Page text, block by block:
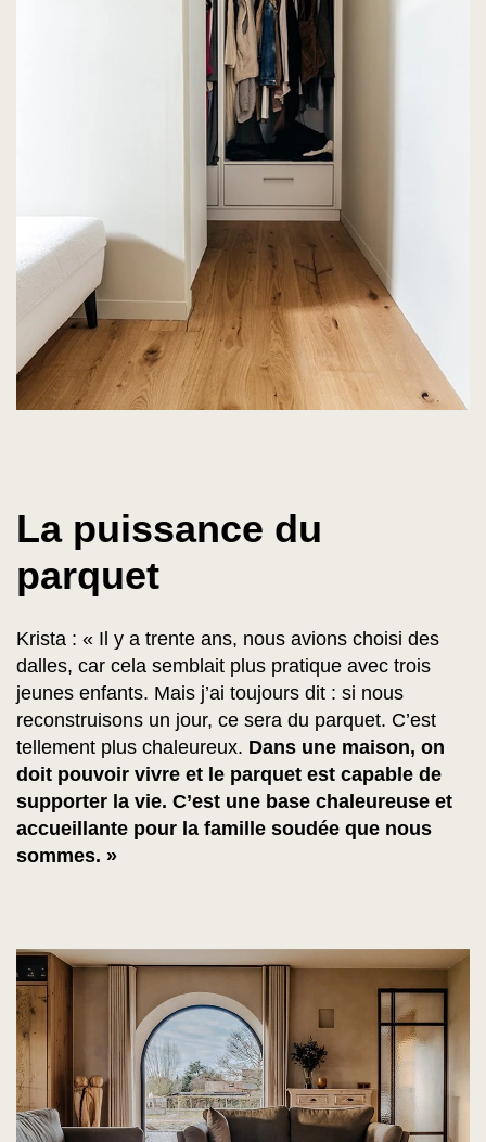
La puissance du
parquet
Krista : « Il y a trente ans, nous avions choisi des
dalles, car cela semblait plus pratique avec trois
jeunes enfants. Mais j’ai toujours dit : si nous
reconstruisons un jour, ce sera du parquet. C’est
tellement plus chaleureux. Dans une maison, on
doit pouvoir vivre et le parquet est capable de
supporter la vie. C’est une base chaleureuse et
accueillante pour la famille soudée que nous
sommes. »